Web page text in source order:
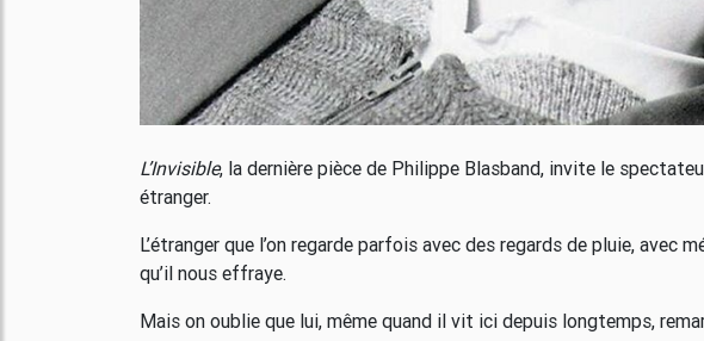
L’Invisible, la dernière pièce de Philippe Blasband, invite le
étranger.
L’étranger que l’on regarde parfois avec des regards de pluie, avec
qu’il nous effraye.
Mais on oublie que lui, même quand il vit ici depuis longtemps,